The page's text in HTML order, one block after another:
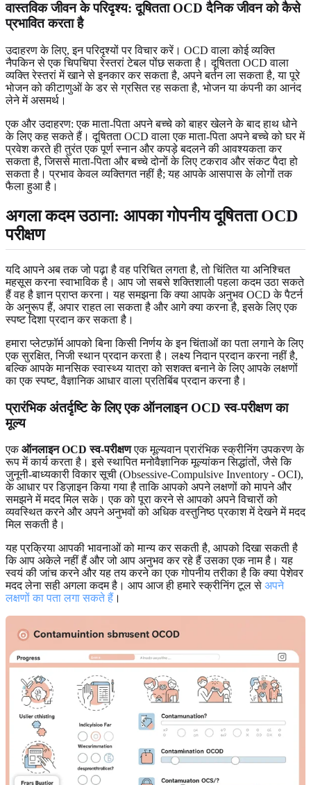
वास्तविक जीवन के परिदृश्य: दूषितता OCD दैनिक जीवन को कैसे
प्रभावित करता है
उदाहरण के लिए, इन परिदृश्यों पर विचार करें। OCD वाला कोई व्यक्ति
नैपकिन से एक चिपचिपा रेस्तरां टेबल पोंछ सकता है। दूषितता OCD वाला
व्यक्ति रेस्तरां में खाने से इनकार कर सकता है, अपने बर्तन ला सकता है, या पूरे
भोजन को कीटाणुओं के डर से ग्रसित रह सकता है, भोजन या कंपनी का आनंद
लेने में असमर्थ।
एक और उदाहरण: एक माता-पिता अपने बच्चे को बाहर खेलने के बाद हाथ धोने
के लिए कह सकते हैं। दूषितता OCD वाला एक माता-पिता अपने बच्चे को घर में
प्रवेश करते ही तुरंत एक पूर्ण स्नान और कपड़े बदलने की आवश्यकता कर
सकता है, जिससे माता-पिता और बच्चे दोनों के लिए टकराव और संकट पैदा हो
सकता है। प्रभाव केवल व्यक्तिगत नहीं है; यह आपके आसपास के लोगों तक
फैला हुआ है।
अगला कदम उठाना: आपका गोपनीयदूषितता OCD
परीक्षण
यदि आपने अब तक जो पढ़ा है वह परिचित लगता है, तो चिंतित या अनिश्चित
महसूस करना स्वाभाविक है। आप जो सबसे शक्तिशाली पहला कदम उठा सकते
हैं वह है ज्ञान प्राप्त करना। यह समझना कि क्या आपके अनुभव OCD के पैटर्न
के अनुरूप हैं, अपार राहत ला सकता है और आगे क्या करना है, इसके लिए एक
स्पष्ट दिशा प्रदान कर सकता है।
हमारा प्लेटफ़ॉर्म आपको बिना किसी निर्णय के इन चिंताओं का पता लगाने के लिए
एक सुरक्षित, निजी स्थान प्रदान करता है। लक्ष्य निदान प्रदान करना नहीं है,
बल्कि आपके मानसिक स्वास्थ्य यात्रा को सशक्त बनाने के लिए आपके लक्षणों
का एक स्पष्ट, वैज्ञानिक आधार वाला प्रतिबिंब प्रदान करना है।
प्रारंभिक अंतर्दृष्टि के लिए एक ऑनलाइन OCD स्व-परीक्षण का
मूल्य
एकऑनलाइन OCD स्व-परीक्षणएक मूल्यवान प्रारंभिक स्क्रीनिंग उपकरण के
रूप में कार्य करता है। इसे स्थापित मनोवैज्ञानिक मूल्यांकन सिद्धांतों, जैसे कि
जुनूनी-बाध्यकारी विकार सूची (Obsessive-Compulsive Inventory - OCI),
के आधार पर डिज़ाइन किया गया है ताकि आपको अपने लक्षणों को मापने और
समझने में मदद मिल सके। एक को पूरा करने से आपको अपने विचारों को
व्यवस्थित करने और अपने अनुभवों को अधिक वस्तुनिष्ठ प्रकाश में देखने में मदद
मिल सकती है।
यह प्रक्रिया आपकी भावनाओं को मान्य कर सकती है, आपको दिखा सकती है
कि आप अकेले नहीं हैं और जो आप अनुभव कर रहे हैं उसका एक नाम है। यह
स्वयं की जांच करने और यह तय करने का एक गोपनीय तरीका है कि क्या पेशेवर
मदद लेना सही अगला कदम है। आप आज ही हमारे स्क्रीनिंग टूल से अपने
लक्षणों का पता लगा सकते हैं ।